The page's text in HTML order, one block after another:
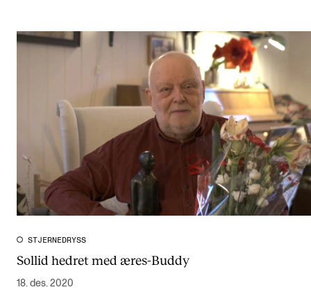
STJERNEDRYSS
Sollid hedret med æres-Buddy
18. des. 2020